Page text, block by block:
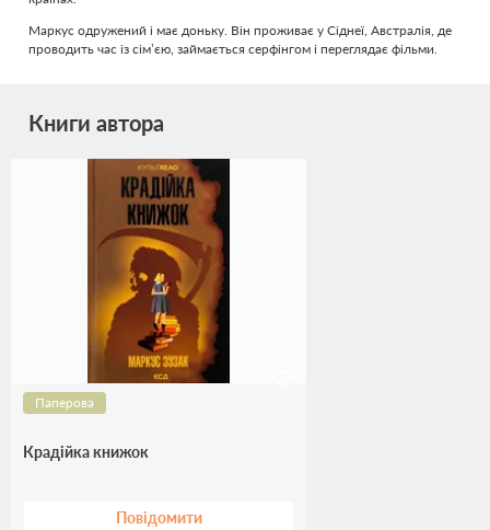
Маркус одружений і має доньку. Він проживає у Сіднеї, Австралія, де
проводить час із сім’єю, займається серфінгом і переглядає фільми.
Книги автора
Паперова
Крадійка книжок
Повідомити